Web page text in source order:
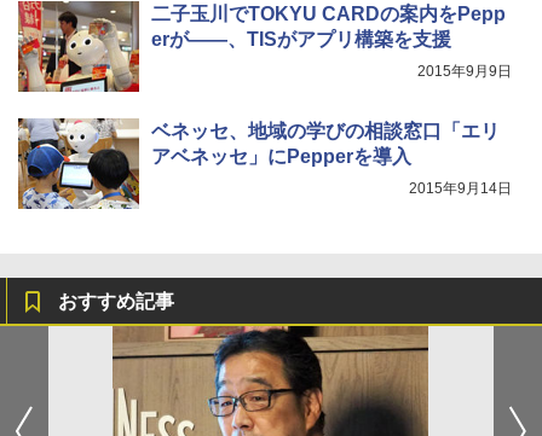
二子玉川でTOKYU CARDの案内をPepp
erが――、TISがアプリ構築を支援
2015年9月9日
ベネッセ、地域の学びの相談窓口「エリ
アベネッセ」にPepperを導入
2015年9月14日
おすすめ記事